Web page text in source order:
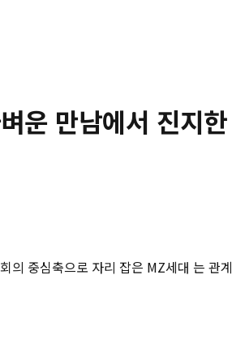
운 만남에서 진지
중심축으로 자리 잡은 MZ세대 는 관